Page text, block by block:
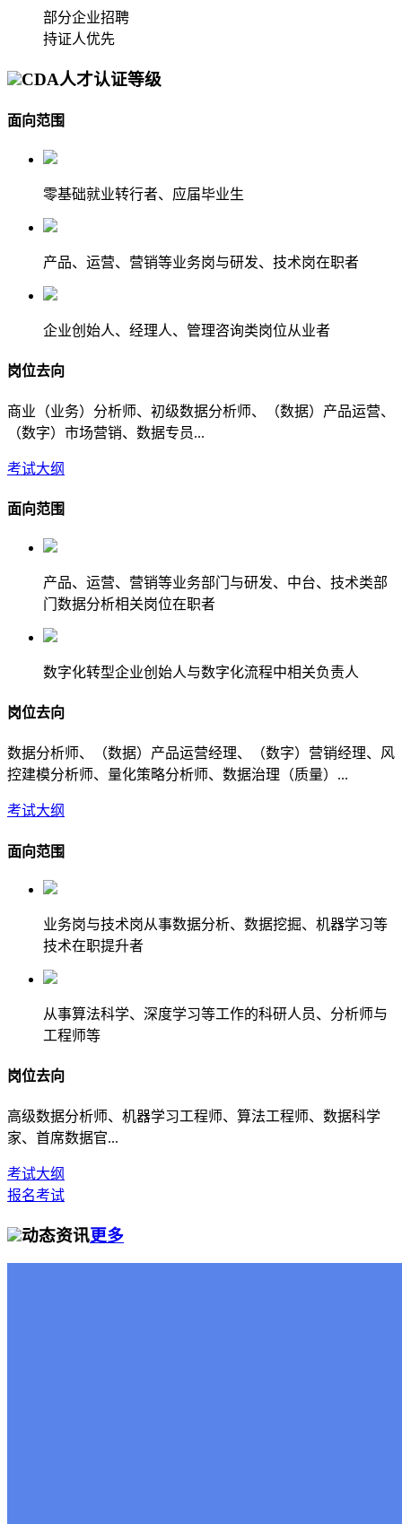
部分企业招聘
持证人优先
CDA人才认证等级
面向范围
零基础就业转行者、应届毕业生
产品、运营、营销等业务岗与研发、技术岗在职者
企业创始人、经理人、管理咨询类岗位从业者
岗位去向
商业（业务）分析师、初级数据分析师、（数据）产品运营、
（数字）市场营销、数据专员...
考试大纲
面向范围
产品、运营、营销等业务部门与研发、中台、技术类部
门数据分析相关岗位在职者
数字化转型企业创始人与数字化流程中相关负责人
岗位去向
数据分析师、（数据）产品运营经理、（数字）营销经理、风
控建模分析师、量化策略分析师、数据治理（质量）...
考试大纲
面向范围
业务岗与技术岗从事数据分析、数据挖掘、机器学习等
技术在职提升者
从事算法科学、深度学习等工作的科研人员、分析师与
工程师等
岗位去向
高级数据分析师、机器学习工程师、算法工程师、数据科学
家、首席数据官...
考试大纲
报名考试
动态资讯更多